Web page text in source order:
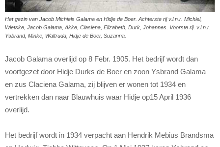
Het gezin van Jacob Michiels Galama en Hidje de Boer. Achterste rij v.l.n.r. Michiel,
Wietske, Jacob Galama, Akke, Clasiena, Elizabeth, Durk, Johannes. Voorste rij. v.l.n.r.
Ysbrand, Minke, Waltruda, Hidje de Boer, Suzanna.
Jacob Galama overlijd op 8 Febr. 1905. Het bedrijf wordt dan
voortgezet door Hidje Durks de Boer en zoon Ysbrand Galama
en zus Claciena Galama, zij blijven er wonen tot 1934 en
vertrekken dan naar Blauwhuis waar Hidje op15 April 1936
overlijd.
Het bedrijf wordt in 1934 verpacht aan Hendrik Mebius Brandsma